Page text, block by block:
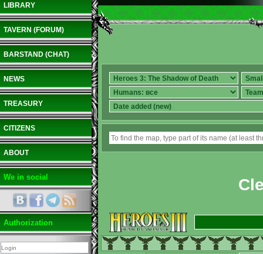
LIBRARY
TAVERN (FORUM)
BARSTAND (CHAT)
NEWS
TREASURY
CITIZENS
ABOUT
We in social
Authorization